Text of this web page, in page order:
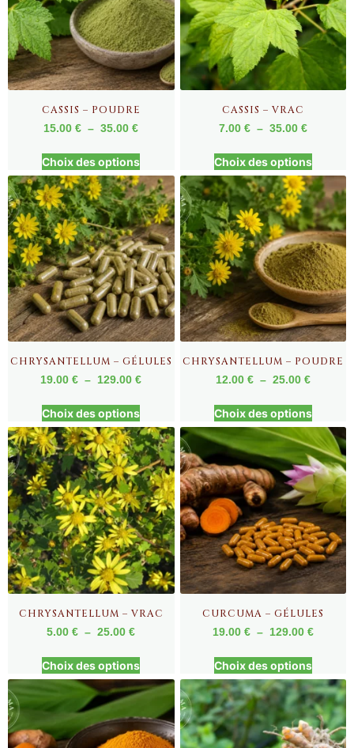
CASSIS – POUDRE
15.00€ – 35.00€
Choix des options
CASSIS – VRAC
7.00 € – 35.00 €
Choix des options
CHRYSANTELLUM – GÉLULES
19.00€ – 129.00€
Choix des options
CHRYSANTELLUM – POUDRE
12.00 € – 25.00 €
Choix des options
CHRYSANTELLUM – VRAC
5.00€ – 25.00€
Choix des options
CURCUMA – GÉLULES
19.00 € – 129.00 €
Choix des options